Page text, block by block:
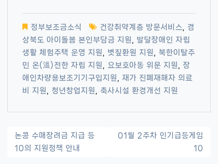
정부보조금소식 건강취약계층 방문서비스
경
상북도 아이돌봄 본인부담금 지원
발달장애인 자립
생활 체험주택 운영 지원
볏짚환원 지원
북한이탈주
민 온(溫)전한 자립 지원
요보호아동 위문 지원
장
애인차량용보조기기구입지원
재가 진폐재해자 의료
비 지원
청년창업지원 축사시설 환경개선 지원
글
내
논콩 수매장려금 지급 등
10의 지원정책 안내
01월 2주차 인기급등게임
10